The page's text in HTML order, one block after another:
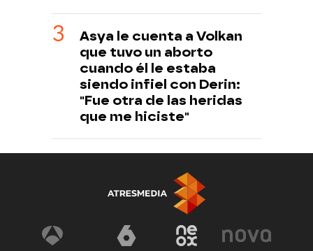
Asya le cuenta a Volkan
que tuvo un aborto
cuando él le estaba
siendo infiel con Derin:
"Fue otra de las heridas
que me hiciste"